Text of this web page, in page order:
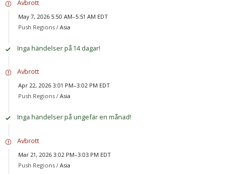
Avbrott
May 7, 2026 5:50 AM–5:51 AM EDT
Push Regions / Asia
Inga händelser på 14 dagar!
Avbrott
Apr 22, 2026 3:01 PM–3:02 PM EDT
Push Regions / Asia
Inga händelser på ungefär en månad!
Avbrott
Mar 21, 2026 3:02 PM–3:03 PM EDT
Push Regions / Asia